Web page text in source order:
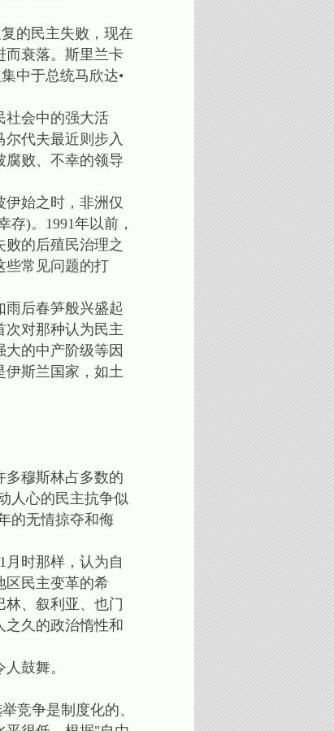
的民主失败，现在
而衰落。斯里兰卡
中于总统马欣达•
会中的强大活
代夫最近则步入
腐败、不幸的领导
始之时，非洲仅
)。1991年以前，
的后殖民治理之
些常见问题的打
后春笋般兴盛起
次对那种认为民主
的中产阶级等因
伊斯兰国家，如土
穆斯林占多数的
人心的民主抗争似
的无情掠夺和侮
时那样，认为自
区民主变革的希
、叙利亚、也门
久的政治惰性和
鼓舞。
竞争是制度化的、